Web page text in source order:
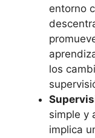
entorno
los
simple y
implica